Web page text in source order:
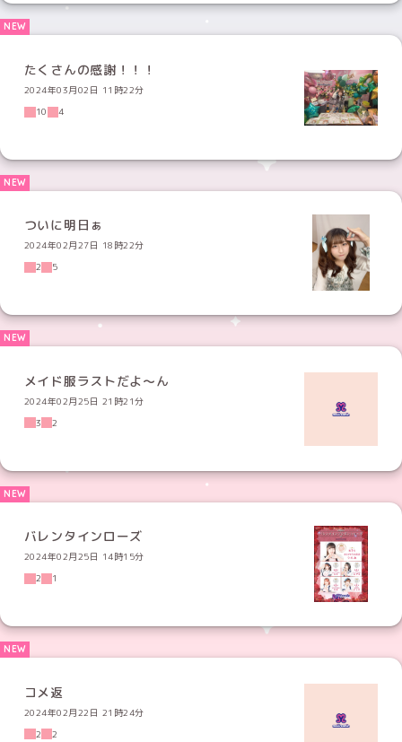
たくさんの感謝！！！
2024年03月02日 11時22分
10
4
ついに明日ぁ
2024年02月27日 18時22分
2
5
メイド服ラストだよ～ん
2024年02月25日 21時21分
3
2
バレンタインローズ
2024年02月25日 14時15分
2
1
コメ返
2024年02月22日 21時24分
2
2